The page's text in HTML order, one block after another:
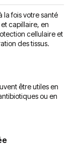
la fois votre santé
capillaire, en
cellulaire et
des tissus.
être utiles en
ou en